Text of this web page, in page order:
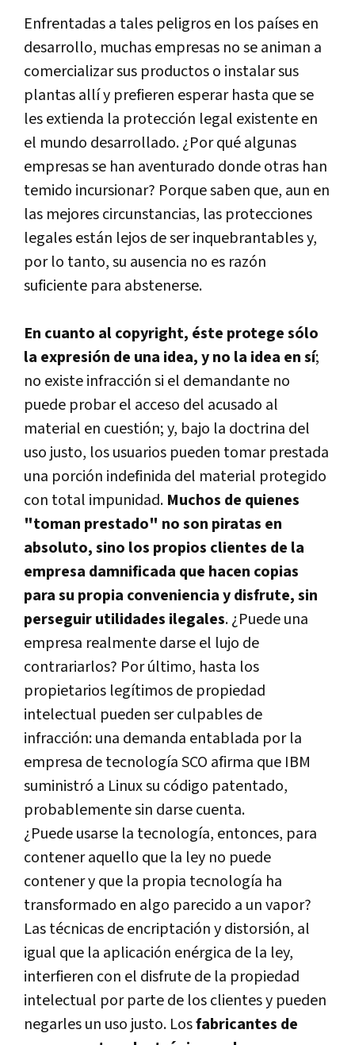
Enfrentadas a tales peligros en los paí­ses en
desarrollo, muchas empresas no se animan a
comercializar sus productos o instalar sus
plantas allí­ y prefieren esperar hasta que se
les extienda la protección legal existente en
el mundo desarrollado. ¿Por qué algunas
empresas se han aventurado donde otras han
temido incursionar? Porque saben que, aun en
las mejores circunstancias, las protecciones
legales están lejos de ser inquebrantables y,
por lo tanto, su ausencia no es razón
suficiente para abstenerse.
En cuanto al copyright, éste protege sólo
la expresión de una idea, y no la idea en sí­;
no existe infracción si el demandante no
puede probar el acceso del acusado al
material en cuestión; y, bajo la doctrina del
uso justo, los usuarios pueden tomar prestada
una porción indefinida del material protegido
con total impunidad. Muchos de quienes
"toman prestado" no son piratas en
absoluto, sino los propios clientes de la
empresa damnificada que hacen copias
para su propia conveniencia y disfrute, sin
perseguir utilidades ilegales. ¿Puede una
empresa realmente darse el lujo de
contrariarlos? Por último, hasta los
propietarios legí­timos de propiedad
intelectual pueden ser culpables de
infracción: una demanda entablada por la
empresa de tecnologí­a SCO afirma que IBM
suministró a Linux su código patentado,
probablemente sin darse cuenta.
¿Puede usarse la tecnologí­a, entonces, para
contener aquello que la ley no puede
contener y que la propia tecnologí­a ha
transformado en algo parecido a un vapor?
Las técnicas de encriptación y distorsión, al
igual que la aplicación enérgica de la ley,
interfieren con el disfrute de la propiedad
intelectual por parte de los clientes y pueden
negarles un uso justo. Losfabricantes de